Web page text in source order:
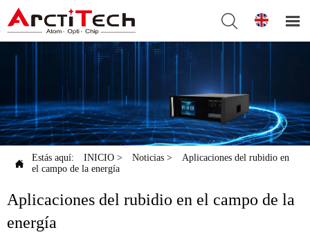
 
 Estás aquí: INICIO > Noticias >
Aplicaciones del rubidio en
el campo de la energía
Aplicaciones del rubidio en el campo de la
energía